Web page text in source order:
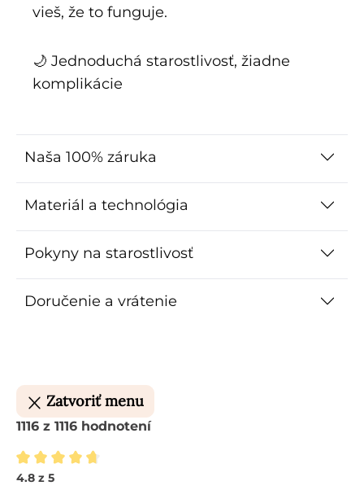
vieš, že to funguje.
🌙 Jednoduchá starostlivosť, žiadne
komplikácie
Naša 100% záruka
Materiál a technológia
Pokyny na starostlivosť
Doručenie a vrátenie
Zatvoriť menu
1116 z 1116 hodnotení
Priemerné hodnotenie 4.8 z 5 hviezdičiek
4.8 z 5